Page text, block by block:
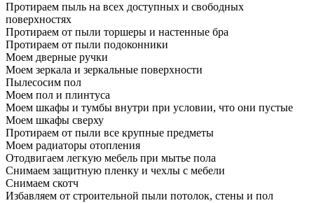
Протираем пыль на всех доступных и свободных
поверхностях
Протираем от пыли торшеры и настенные бра
Протираем от пыли подоконники
Моем дверные ручки
Моем зеркала и зеркальные поверхности
Пылесосим пол
Моем пол и плинтуса
Моем шкафы и тумбы внутри при условии, что они пустые
Моем шкафы сверху
Протираем от пыли все крупные предметы
Моем радиаторы отопления
Отодвигаем легкую мебель при мытье пола
Снимаем защитную пленку и чехлы с мебели
Снимаем скотч
Избавляем от строительной пыли потолок, стены и пол